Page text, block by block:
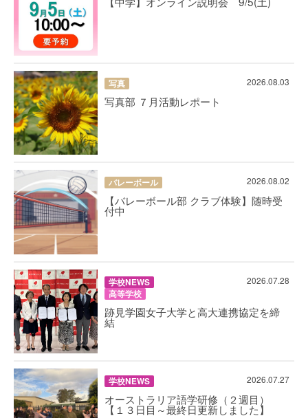
写真 2026.08.03
写真部 ７月活動レポート
バレーボール 2026.08.02
【バレーボール部 クラブ体験】随時受
付中
学校NEWS
高等学校
2026.07.28
跡見学園女子大学と高大連携協定を締
結
学校NEWS 2026.07.27
オーストラリア語学研修（２週目）
【１３日目～最終日更新しました】